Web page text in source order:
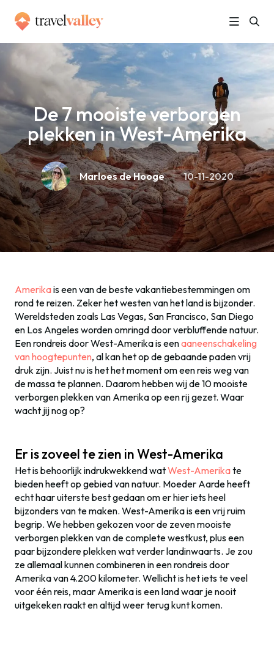
De 7 mooiste verborgen plekken in West-Amerika
De 7 mooiste verborgen
plekken in West-Amerika
Marloes de Hooge 10-11-2020
Amerikais een van de beste vakantiebestemmingen om
rond te reizen. Zeker het westen van het land is bijzonder.
Wereldsteden zoals Las Vegas, San Francisco, San Diego
en Los Angeles worden omringd door verbluffende natuur.
Een rondreis door West-Amerika is eenaaneenschakeling
van hoogtepunten, al kan het op de gebaande paden vrij
druk zijn. Juist nu is het het moment om een reis weg van
de massa te plannen. Daarom hebben wij de 10 mooiste
verborgen plekken van Amerika op een rij gezet. Waar
wacht jij nog op?
Er is zoveel te zien in West-Amerika
Het is behoorlijk indrukwekkend watWest-Amerikate
bieden heeft op gebied van natuur. Moeder Aarde heeft
echt haar uiterste best gedaan om er hier iets heel
bijzonders van te maken. West-Amerika is een vrij ruim
begrip. We hebben gekozen voor de zeven mooiste
verborgen plekken van de complete westkust, plus een
paar bijzondere plekken wat verder landinwaarts. Je zou
ze allemaal kunnen combineren in een rondreis door
Amerika van 4.200 kilometer. Wellicht is het iets te veel
voor één reis, maar Amerika is een land waar je nooit
uitgekeken raakt en altijd weer terug kunt komen.